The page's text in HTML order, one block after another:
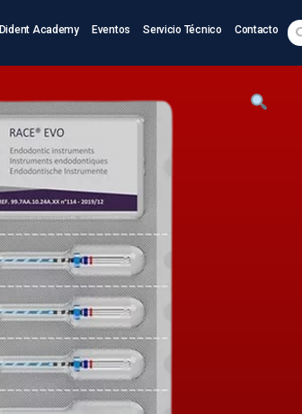
Dident Academy Eventos Servicio Técnico Contacto